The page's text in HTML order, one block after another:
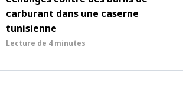
carburant dans une caserne
tunisienne
Lecture de 4 minutes